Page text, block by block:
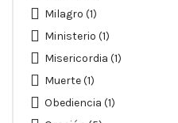
Milagro (1)
Ministerio (1)
Misericordia (1)
Muerte(1)
Obediencia (1)